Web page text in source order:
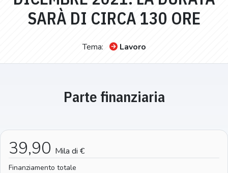
SARÀ DI CIRCA 130 ORE
Tema: Lavoro
Parte finanziaria
39,90 Mila di €
Finanziamento totale